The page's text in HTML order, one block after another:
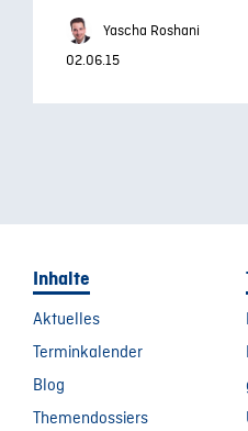
Yascha Roshani
02.06.15
Inhalte
Aktuelles
Terminkalender
Blog
Themendossiers